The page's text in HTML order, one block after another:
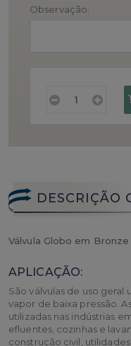
Observação:
DESCRIÇÃO
Válvula Globo em Bronze -
APLICAÇÃO:
São válvulas de uso geral
vapor de baixa pressão.
utilizadas nas indústrias
efluentes, cozinhas e
construção civil,